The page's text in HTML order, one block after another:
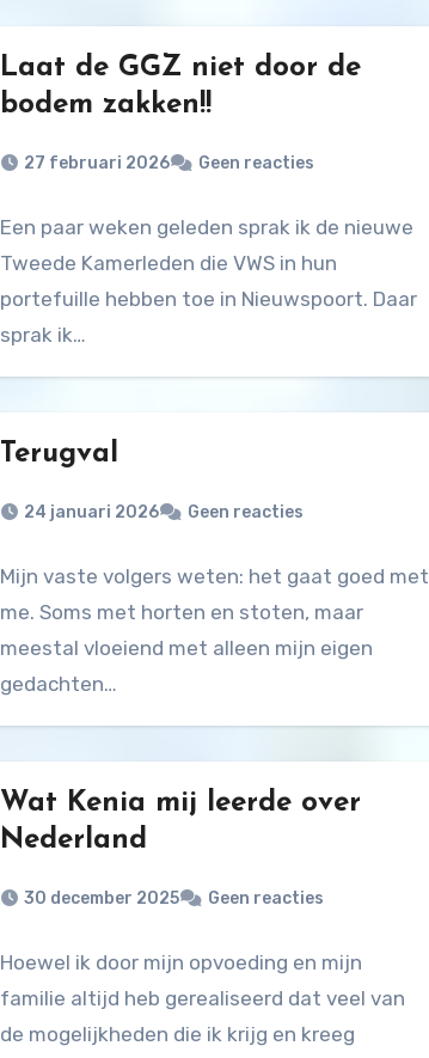
Laat de GGZ niet door de
bodem zakken!!
27 februari 2026 Geen reacties
Een paar weken geleden sprak ik de nieuwe
Tweede Kamerleden die VWS in hun
portefuille hebben toe in Nieuwspoort. Daar
sprak ik…
Terugval
24 januari 2026 Geen reacties
Mijn vaste volgers weten: het gaat goed met
me. Soms met horten en stoten, maar
meestal vloeiend met alleen mijn eigen
gedachten…
Wat Kenia mij leerde over
Nederland
30 december 2025 Geen reacties
Hoewel ik door mijn opvoeding en mijn
familie altijd heb gerealiseerd dat veel van
de mogelijkheden die ik krijg en kreeg